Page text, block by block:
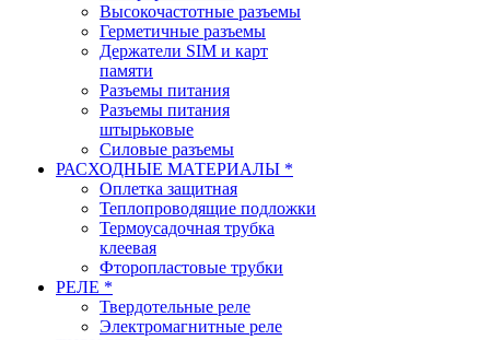
Высокочастотные разъемы
Герметичные разъемы
Держатели SIM и карт
памяти
Разъемы питания
Разъемы питания
штырьковые
Силовые разъемы
РАСХОДНЫЕ МАТЕРИАЛЫ *
Оплетка защитная
Теплопроводящие подложки
Термоусадочная трубка
клеевая
Фторопластовые трубки
РЕЛЕ *
Твердотельные реле
Электромагнитные реле